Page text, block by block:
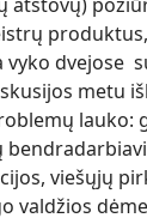
vyko dvejose
metu
lauko:
viešųjų
valdžios